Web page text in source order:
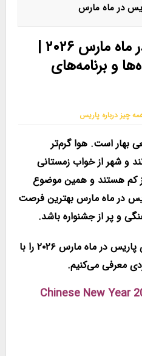
در ماه مارس
رویدادهای پاریس در ماه مارس ۲۰۲۶ |
و برنامه‌های
چیز درباره پاریس
بهار است. هوا گرم‌تر
و شهر از خواب زمستانی
کم هستند و همین موضوع
در ماه مارسبهترین فرصت
و پر از جشنواره باشد.
در ماه مارس ۲۰۲۶
را با
معرفی می‌کنیم.